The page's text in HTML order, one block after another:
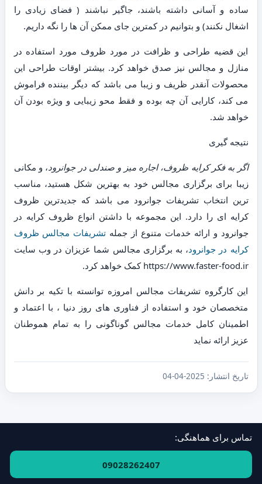
ساده و آسانی داشته باشند، جاگیر نباشند ( فضای زیادی را
اشغال نکنند) و بتوانیم در کمترین جای ممکن آن ها را نگه داریم.
این قضیه طراحی و ظرافت در مورد ظروف مورد استفاده در
منازل و مجالس نیز صدق خواهد کرد. بیشتر اوقات طراحی این
محصولات آنقدر ظریف و زیبا می باشد که دیگر بیننده فراموش
می کند، کارایی آن چه بوده و فقط محو زیبایی و ویژه بودن آن
خواهد شد.
نتیجه گیری
اگر به فکر کرایه ظروف، اجاره میز و صندلی در جوانرود، و مکانی
زیبا برای برگزاری مجالس خود به بهترین شکل هستید، مناسب
ترین انتخاب تشریفات جوانرود می باشد که جدیدترین ظروف
کرایه ای را دارد. این مجموعه با داشتن انواع ظروف کرایه در
جوانرود و ارائه خدمات متنوع از جمله تشریفات مجالس ظروف
کرایه در جوانرود، به برگزاری مجالس شما عزیزان در وب سایت
https://www.faster-food.ir کمک خواهد کرد.
این کارگروه تشریفات مجالس امروزه توانسته با تکیه بر دانش
متخصصان خود و استفاده از فناوری های روز دنیا ، با اعتماد و
اطمینان کامل خدمات مجالس گوناگونی را به تمام هموطنان
عزیز ارائه نماید
تاریخ انتشار: 2025-04-04
تماس برای هماهنگی:
09028262407
·ارتباط با ما